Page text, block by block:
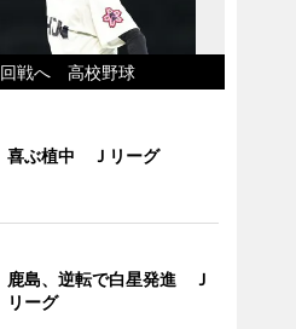
戦へ 高校野球
喜ぶ植中 Ｊリーグ
鹿島、逆転で白星発進 Ｊ
リーグ